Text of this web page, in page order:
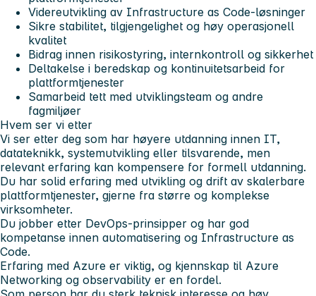
Videreutvikling av Infrastructure as Code-løsninger
Sikre stabilitet, tilgjengelighet og høy operasjonell
kvalitet
Bidrag innen risikostyring, internkontroll og sikkerhet
Deltakelse i beredskap og kontinuitetsarbeid for
plattformtjenester
Samarbeid tett med utviklingsteam og andre
fagmiljøer
Hvem ser vi etter
Vi ser etter deg som har høyere utdanning innen IT,
datateknikk, systemutvikling eller tilsvarende, men
relevant erfaring kan kompensere for formell utdanning.
Du har solid erfaring med utvikling og drift av skalerbare
plattformtjenester, gjerne fra større og komplekse
virksomheter.
Du jobber etter DevOps-prinsipper og har god
kompetanse innen automatisering og Infrastructure as
Code.
Erfaring med Azure er viktig, og kjennskap til Azure
Networking og observability er en fordel.